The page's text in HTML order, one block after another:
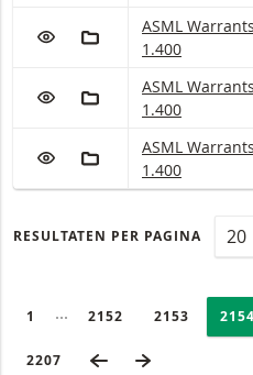
VOEG TOE AAN WATCHLIST
AAN PORTFOLIO
ASML
ASML
1.400
VOEG TOE AAN WATCHLIST
AAN PORTFOLIO
ASML
ASML
1.400
VOEG TOE AAN WATCHLIST
AAN PORTFOLIO
ASML
ASML
1.400
RESULTATEN PER PAGINA
PAGE
1 Ingeklapte pagina’s
PAGINA
2152 PAGINA
2153 2154
LAATSTE PAGINA
2207 VORIGE PAGINA